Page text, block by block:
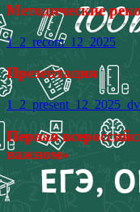
Методические
1_2_recom_12_2025
Презентация
Первая
важном»